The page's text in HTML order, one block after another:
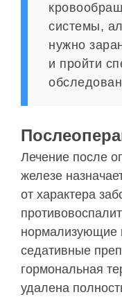
системы,
нужно
и пройти
Лечение после
железе
от характера
нормализующие
седативные
гормональная
удалена